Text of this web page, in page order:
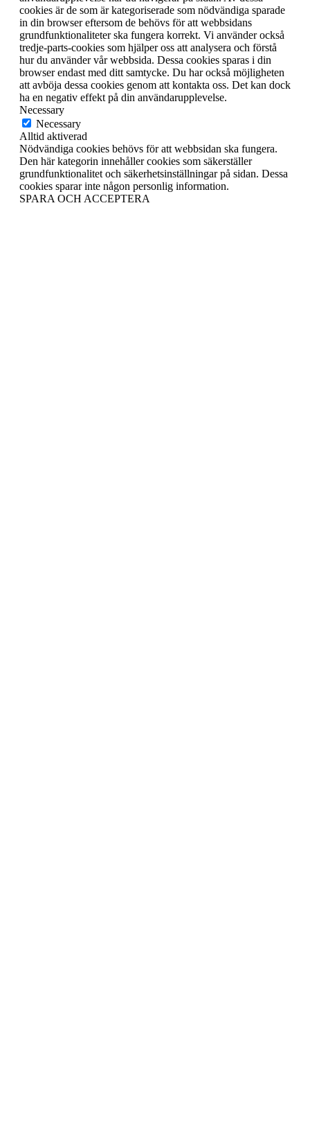
cookies är de som är kategoriserade som nödvändiga sparade
in din browser eftersom de behövs för att webbsidans
grundfunktionaliteter ska fungera korrekt. Vi använder också
tredje-parts-cookies som hjälper oss att analysera och förstå
hur du använder vår webbsida. Dessa cookies sparas i din
browser endast med ditt samtycke. Du har också möjligheten
att avböja dessa cookies genom att kontakta oss. Det kan dock
ha en negativ effekt på din användarupplevelse.
Necessary
Necessary
Alltid aktiverad
Nödvändiga cookies behövs för att webbsidan ska fungera.
Den här kategorin innehåller cookies som säkerställer
grundfunktionalitet och säkerhetsinställningar på sidan. Dessa
cookies sparar inte någon personlig information.
SPARA OCH ACCEPTERA